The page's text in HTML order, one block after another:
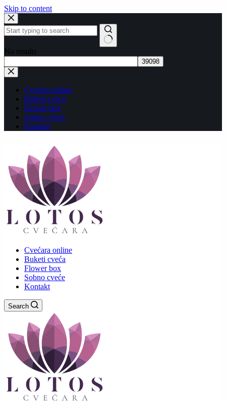
Skip to content
No results
Cvećara online
Buketi cveća
Flower box
Sobno cveće
Kontakt
Cvećara online
Buketi cveća
Flower box
Sobno cveće
Kontakt
Search